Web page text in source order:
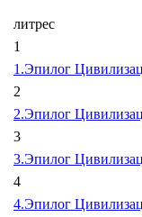
литрес
1
1.Эпилог
2
2.Эпилог
3
3.Эпилог
4
4.Эпилог